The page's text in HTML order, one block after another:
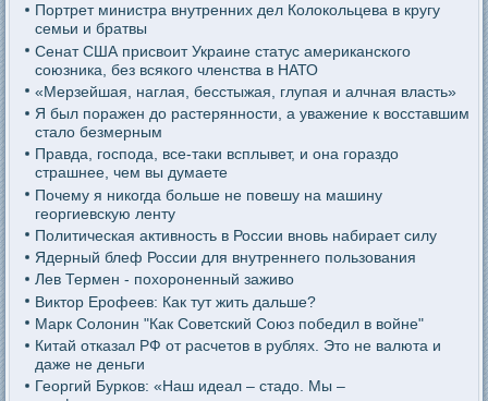
Портрет министра внутренних дел Колокольцева в кругу
семьи и братвы
Сенат США присвоит Украине статус американского
союзника, без всякого членства в НАТО
«Мерзейшая, наглая, бесстыжая, глупая и алчная власть»
Я был поражен до растерянности, а уважение к восставшим
стало безмерным
Правда, господа, все-таки всплывет, и она гораздо
страшнее, чем вы думаете
Почему я никогда больше не повешу на машину
георгиевскую ленту
Политическая активность в России вновь набирает силу
Ядерный блеф России для внутреннего пользования
Лев Термен - похороненный заживо
Виктор Ерофеев: Как тут жить дальше?
Марк Солонин "Как Советский Союз победил в войне"
Китай отказал РФ от расчетов в рублях. Это не валюта и
даже не деньги
Георгий Бурков: «Наш идеал – стадо. Мы –